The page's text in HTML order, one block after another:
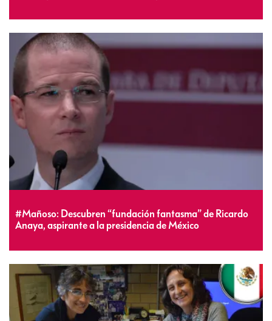
#Mañoso: Descubren “fundación fantasma” de Ricardo
Anaya, aspirante a la presidencia de México